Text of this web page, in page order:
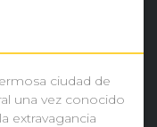
ciudad de
una vez conocido
extravagancia